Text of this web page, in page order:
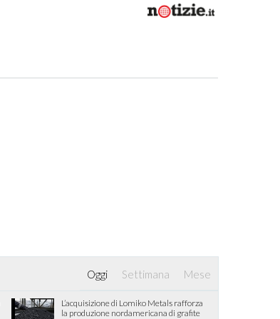
Oggi Settimana Mese
L’acquisizione di Lomiko Metals rafforza
la produzione nordamericana di grafite